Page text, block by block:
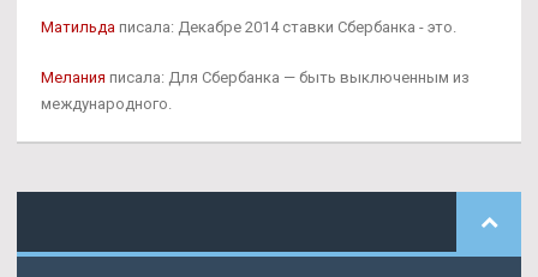
Матильда писала: Декабре 2014 ставки Сбербанка - это.
Мелания писала: Для Сбербанка — быть выключенным из
международного.